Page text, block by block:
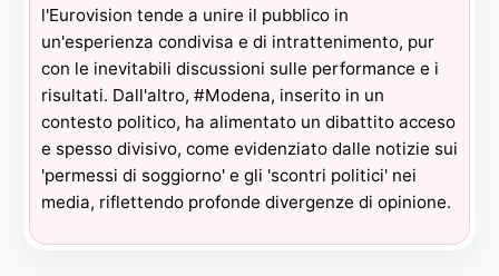
l'Eurovision tende a unire il pubblico in
un'esperienza condivisa e di intrattenimento, pur
con le inevitabili discussioni sulle performance e i
risultati. Dall'altro, #Modena, inserito in un
contesto politico, ha alimentato un dibattito acceso
e spesso divisivo, come evidenziato dalle notizie sui
'permessi di soggiorno' e gli 'scontri politici' nei
media, riflettendo profonde divergenze di opinione.